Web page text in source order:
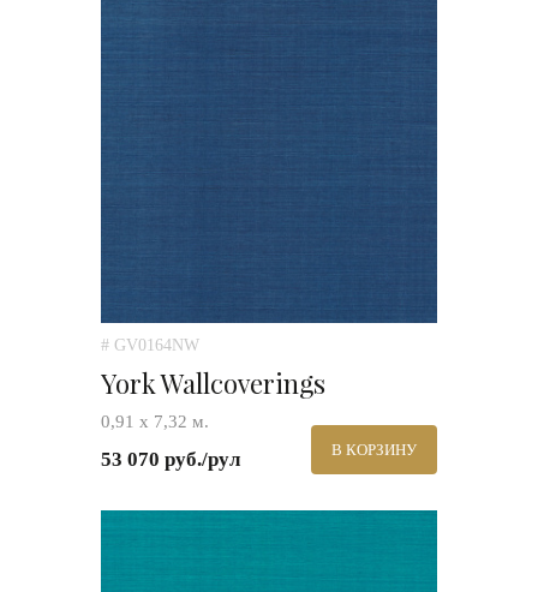
# GV0164NW
York Wallcoverings
0,91 х 7,32 м.
53 070 руб./рул В КОРЗИНУ